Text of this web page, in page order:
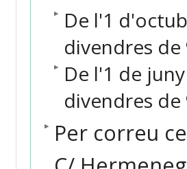
De l'1
divendres de
De l'1 de
divendres de
Per correu